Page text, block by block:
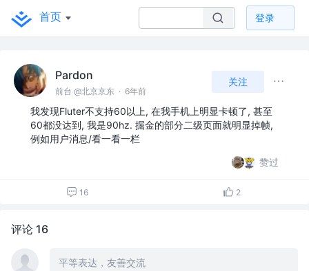
首页 登录
Pardon
前台 @北京京东 · 6年前
关注
我发现Fluter不支持60以上, 在我手机上明显卡顿了, 甚至
60都没达到, 我是90hz. 掘金的部分二级页面就明显掉帧,
例如用户消息/看一看一栏
赞过
16 2
评论 16